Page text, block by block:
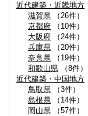
近代建築・近畿地方
滋賀県 （26件）
京都府 （10件）
大阪府 （24件）
兵庫県 （20件）
奈良県 （19件）
和歌山県 （8件）
近代建築・中国地方
鳥取県 （3件）
島根県 （14件）
岡山県 （57件）